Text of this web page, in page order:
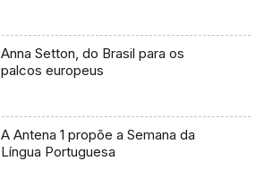
Anna Setton, do Brasil para os
palcos europeus
A Antena 1 propõe a Semana da
Língua Portuguesa